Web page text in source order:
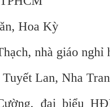
Hoa Kỳ
nhà giáo nghỉ
Lan, Nha
đại biểu